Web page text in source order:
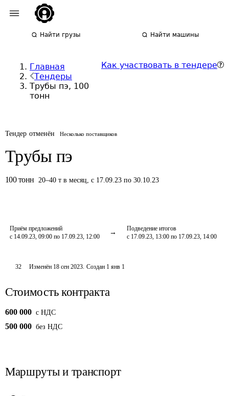
Найти грузы Найти машины
Главная
Тендеры
Трубы пэ, 100
тонн
Как участвовать в тендере
Тендер отменён Несколько поставщиков
Трубы пэ
100 тонн 20–40 т в месяц, с 17.09.23 по 30.10.23
Приём предложений
с 14.09.23, 09:00 по 17.09.23, 12:00
Подведение итогов
с 17.09.23, 13:00 по 17.09.23, 14:00
32 Изменён 18 сен 2023. Создан 1 янв 1
Стоимость контракта
600 000 c НДС
500 000 без НДС
Маршруты и транспорт